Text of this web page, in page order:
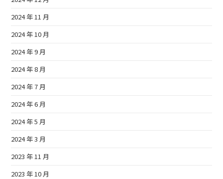
2024 年 11 月
2024 年 10 月
2024 年 9 月
2024 年 8 月
2024 年 7 月
2024 年 6 月
2024 年 5 月
2024 年 3 月
2023 年 11 月
2023 年 10 月